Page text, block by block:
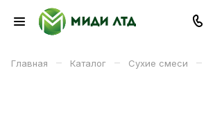
Главная – Каталог – Сухие смеси –